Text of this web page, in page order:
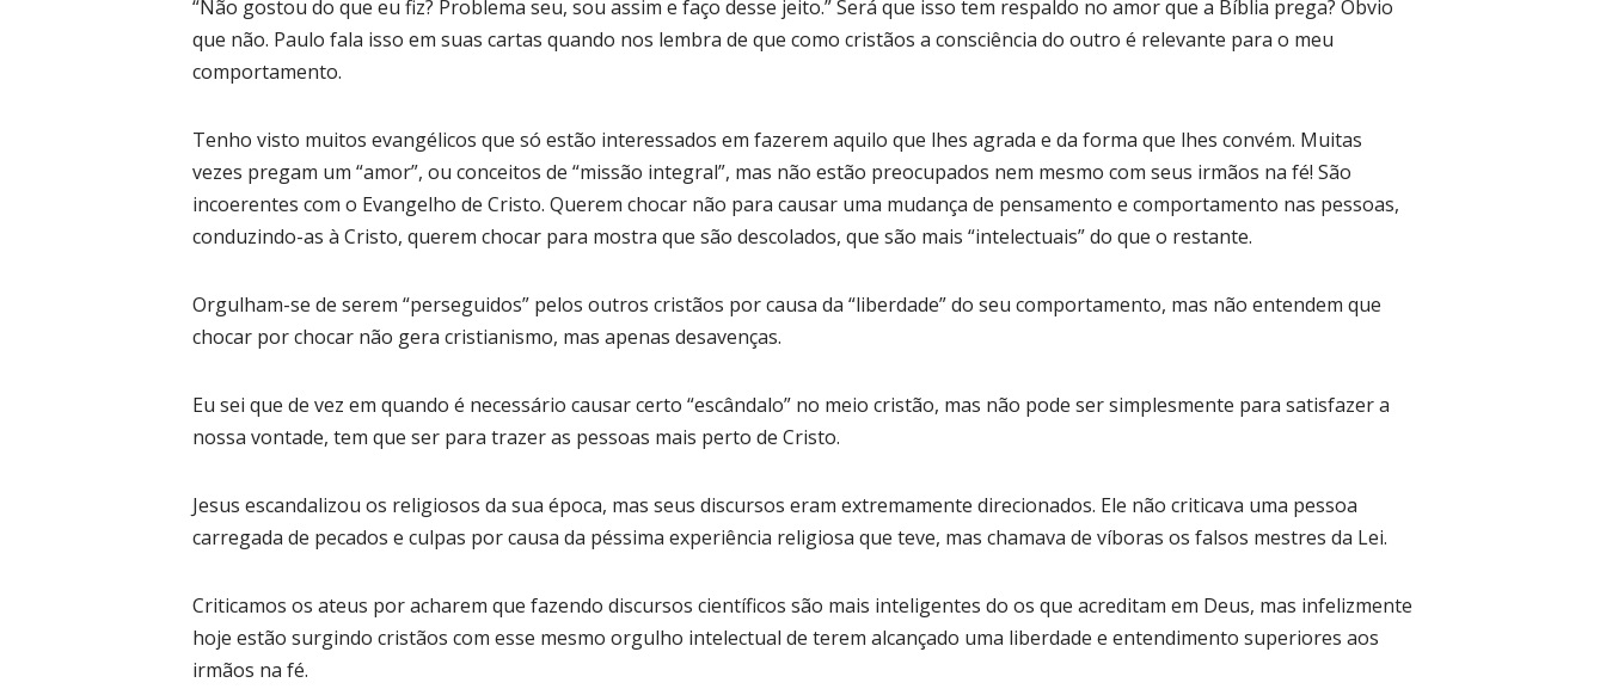
“Não gostou do que eu fiz? Problema seu, sou assim e faço desse jeito.” Será que isso tem respaldo no amor que a Bíblia prega? Óbvio
que não. Paulo fala isso em suas cartas quando nos lembra de que como cristãos a consciência do outro é relevante para o meu
comportamento.
Tenho visto muitos evangélicos que só estão interessados em fazerem aquilo que lhes agrada e da forma que lhes convém. Muitas
vezes pregam um “amor”, ou conceitos de “missão integral”, mas não estão preocupados nem mesmo com seus irmãos na fé! São
incoerentes com o Evangelho de Cristo. Querem chocar não para causar uma mudança de pensamento e comportamento nas pessoas,
conduzindo-as à Cristo, querem chocar para mostra que são descolados, que são mais “intelectuais” do que o restante.
Orgulham-se de serem “perseguidos” pelos outros cristãos por causa da “liberdade” do seu comportamento, mas não entendem que
chocar por chocar não gera cristianismo, mas apenas desavenças.
Eu sei que de vez em quando é necessário causar certo “escândalo” no meio cristão, mas não pode ser simplesmente para satisfazer a
nossa vontade, tem que ser para trazer as pessoas mais perto de Cristo.
Jesus escandalizou os religiosos da sua época, mas seus discursos eram extremamente direcionados. Ele não criticava uma pessoa
carregada de pecados e culpas por causa da péssima experiência religiosa que teve, mas chamava de víboras os falsos mestres da Lei.
Criticamos os ateus por acharem que fazendo discursos científicos são mais inteligentes do os que acreditam em Deus, mas infelizmente
hoje estão surgindo cristãos com esse mesmo orgulho intelectual de terem alcançado uma liberdade e entendimento superiores aos
irmãos na fé.